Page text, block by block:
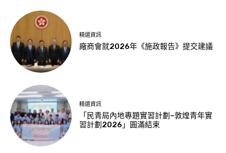
精選資訊
廠商會就2026年《施政報告》提交建議
精選資訊
「民青局內地專題實習計劃–敦煌青年實
習計劃2026」圓滿結束